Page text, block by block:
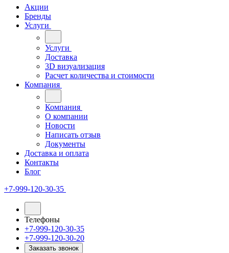
Акции
Бренды
Услуги
Услуги
Доставка
3D визуализация
Расчет количества и стоимости
Компания
Компания
О компании
Новости
Написать отзыв
Документы
Доставка и оплата
Контакты
Блог
+7-999-120-30-35
Телефоны
+7-999-120-30-35
+7-999-120-30-20
Заказать звонок